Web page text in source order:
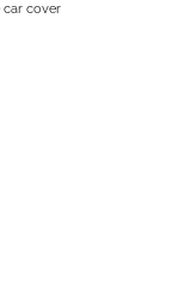
car cover